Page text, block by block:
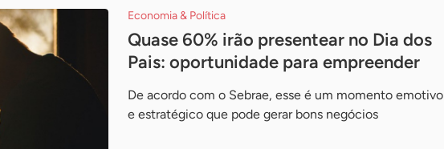
Economia & Política
Quase 60% irão presentear no Dia dos
Pais: oportunidade para empreender
De acordo com o Sebrae, esse é um momento emotivo
e estratégico que pode gerar bons negócios